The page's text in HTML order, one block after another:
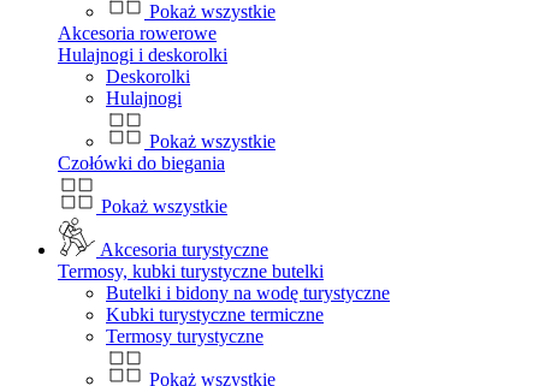
Pokaż wszystkie
Akcesoria rowerowe
Hulajnogi i deskorolki
Deskorolki
Hulajnogi
Pokaż wszystkie
Czołówki do biegania
Pokaż wszystkie
Akcesoria turystyczne
Termosy, kubki turystyczne butelki
Butelki i bidony na wodę turystyczne
Kubki turystyczne termiczne
Termosy turystyczne
Pokaż wszystkie